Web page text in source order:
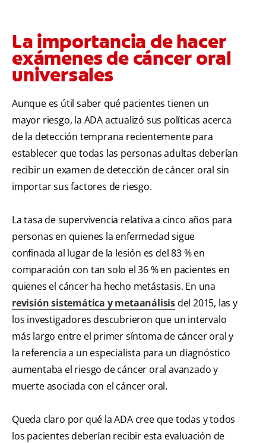
La importancia de hacer
exámenes de cáncer oral
universales
Aunque es útil saber qué pacientes tienen un
mayor riesgo, la ADA actualizó sus políticas acerca
de la detección temprana recientemente para
establecer que todas las personas adultas deberían
recibir un examen de detección de cáncer oral sin
importar sus factores de riesgo.
La tasa de supervivencia relativa a cinco años para
personas en quienes la enfermedad sigue
confinada al lugar de la lesión es del 83 % en
comparación con tan solo el 36 % en pacientes en
quienes el cáncer ha hecho metástasis. En una
revisión sistemática y metaanálisisdel 2015, las y
los investigadores descubrieron que un intervalo
más largo entre el primer síntoma de cáncer oral y
la referencia a un especialista para un diagnóstico
aumentaba el riesgo de cáncer oral avanzado y
muerte asociada con el cáncer oral.
Queda claro por qué la ADA cree que todas y todos
los pacientes deberían recibir esta evaluación de